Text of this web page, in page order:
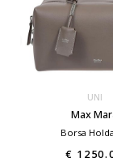
UNI
Max
Borsa
€